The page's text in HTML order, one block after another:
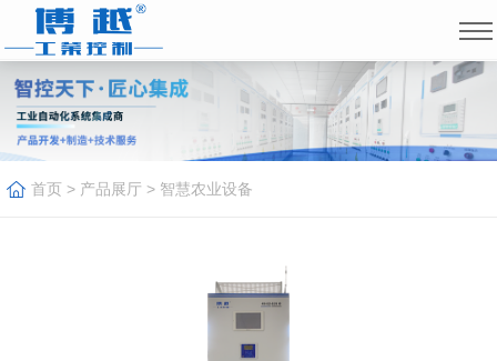
首页 > 产品展厅 > 智慧农业设备